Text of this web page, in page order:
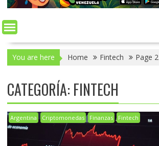
You are here Home Fintech Page 2
CATEGORÍA: FINTECH
Argentina Criptomonedas Finanzas Fintech